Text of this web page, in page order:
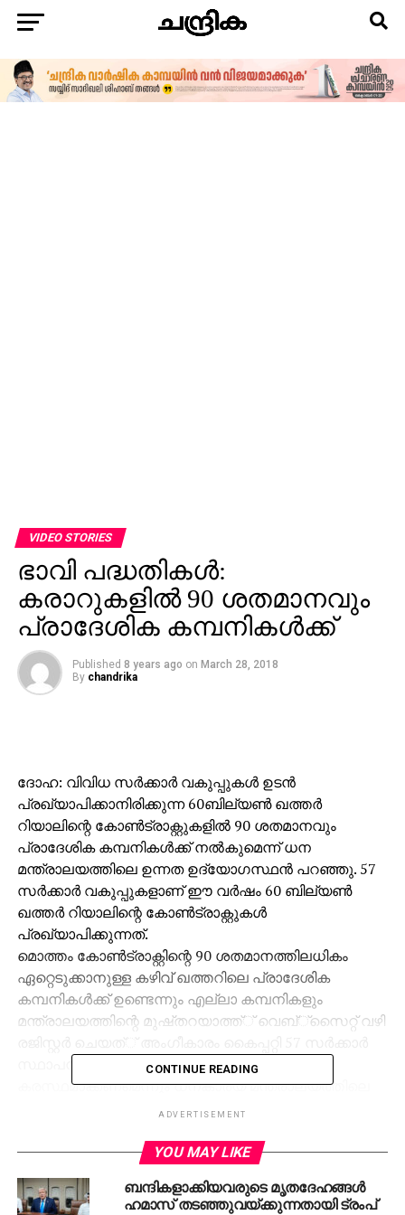
VIDEO STORIES
ഭാവി പദ്ധതികള്‍:
കരാറുകളില്‍ 90 ശതമാനവും
പ്രാദേശിക കമ്പനികള്‍ക്ക്
Published 8 years ago on March 28, 2018
By chandrika
ദോഹ: വിവിധ സര്‍ക്കാര്‍ വകുപ്പുകള്‍ ഉടന്‍
പ്രഖ്യാപിക്കാനിരിക്കുന്ന 60ബില്യണ്‍ ഖത്തര്‍
റിയാലിന്റെ കോണ്‍ട്രാക്റ്റുകളില്‍ 90 ശതമാനവും
പ്രാദേശിക കമ്പനികള്‍ക്ക് നല്‍കുമെന്ന് ധന
മന്ത്രാലയത്തിലെ ഉന്നത ഉദ്യോഗസ്ഥന്‍ പറഞ്ഞു. 57
സര്‍ക്കാര്‍ വകുപ്പുകളാണ് ഈ വര്‍ഷം 60 ബില്യണ്‍
ഖത്തര്‍ റിയാലിന്റെ കോണ്‍ട്രാക്റ്റുകള്‍
പ്രഖ്യാപിക്കുന്നത്.
മൊത്തം കോണ്‍ട്രാക്റ്റിന്റെ 90 ശതമാനത്തിലധികം
ഏറ്റെടുക്കാനുള്ള കഴിവ് ഖത്തറിലെ പ്രാദേശിക
കമ്പനികള്‍ക്ക് ഉണ്ടെന്നും എല്ലാ കമ്പനികളും
മന്ത്രാലയത്തിന്റെ മുഷ്തറയാത്ത്് വെബ്്‌സൈറ്റ് വഴി
സ്ഥാപനങ്ങളുടെയും കോണ്‍ട്രാക്റ്റ് വിവരങ്ങള്‍
കരസ്ഥമാക്കണമെന്നും ധനകാര്യ മന്ത്രാലയത്തിലെ
സര്‍ക്കാര്‍ സംഭരണ നിയന്ത്രണ ഡയരക്ടര്‍ അബ്ദുല്‍
ഖത്തര്‍ ട്രിബ്യൂണ്‍ റിപ്പോര്‍ട്ട് ചെയ്തു.
വിതരണ കമ്പനികള്‍ ധനകാര്യ മന്ത്രാലയത്തില്‍
CONTINUE READING
ADVERTISEMENT
YOU MAY LIKE
ബന്ദികളാക്കിയവരുടെ മൃതദേഹങ്ങള്‍
ഹമാസ് തടഞ്ഞുവയ്ക്കുന്നതായി ട്രംപ്